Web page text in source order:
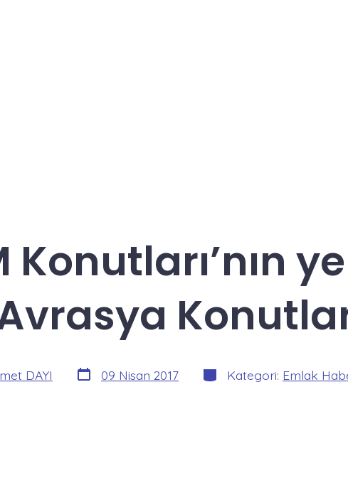
Konutları’nın
DAYI Yazı
tarihi
09 Nisan 2017 Kategoriler
Kategori: Emlak